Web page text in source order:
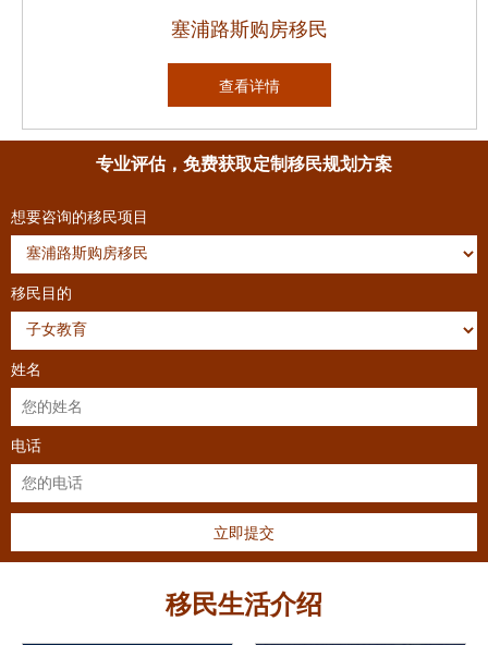
塞浦路斯购房移民
查看详情
专业评估，免费获取定制移民规划方案
想要咨询的移民项目
移民目的
姓名
电话
立即提交
移民生活介绍